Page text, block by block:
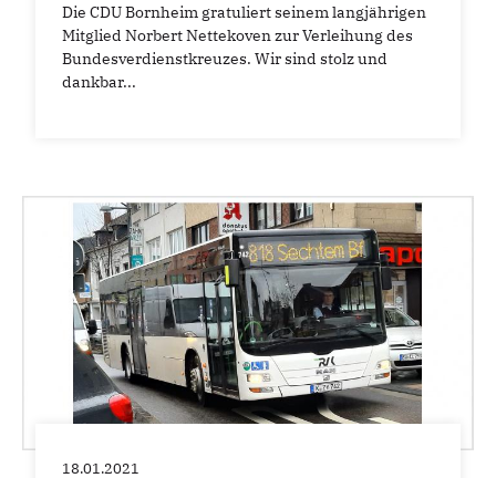
Die CDU Bornheim gratuliert seinem langjährigen
Mitglied Norbert Nettekoven zur Verleihung des
Bundesverdienstkreuzes. Wir sind stolz und
dankbar...
18.01.2021